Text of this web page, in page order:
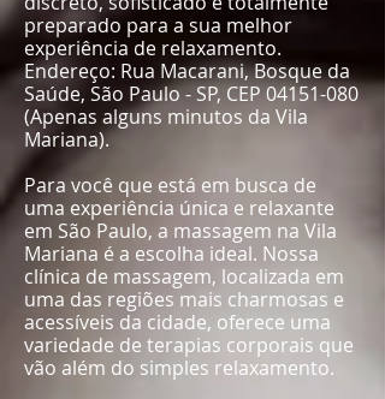
preparado para a sua melhor
experiência de relaxamento.
Endereço: Rua Macarani, Bosque da
Saúde, São Paulo - SP, CEP04151-080
(Apenas alguns minutos da Vila
Mariana).
Para você que está em busca de
uma experiência única e relaxante
em São Paulo, a massagem na Vila
Mariana é a escolha ideal. Nossa
clínica de massagem, localizada em
uma das regiões mais charmosas e
acessíveis da cidade, oferece uma
variedade de terapias corporais que
vão além do simples relaxamento.